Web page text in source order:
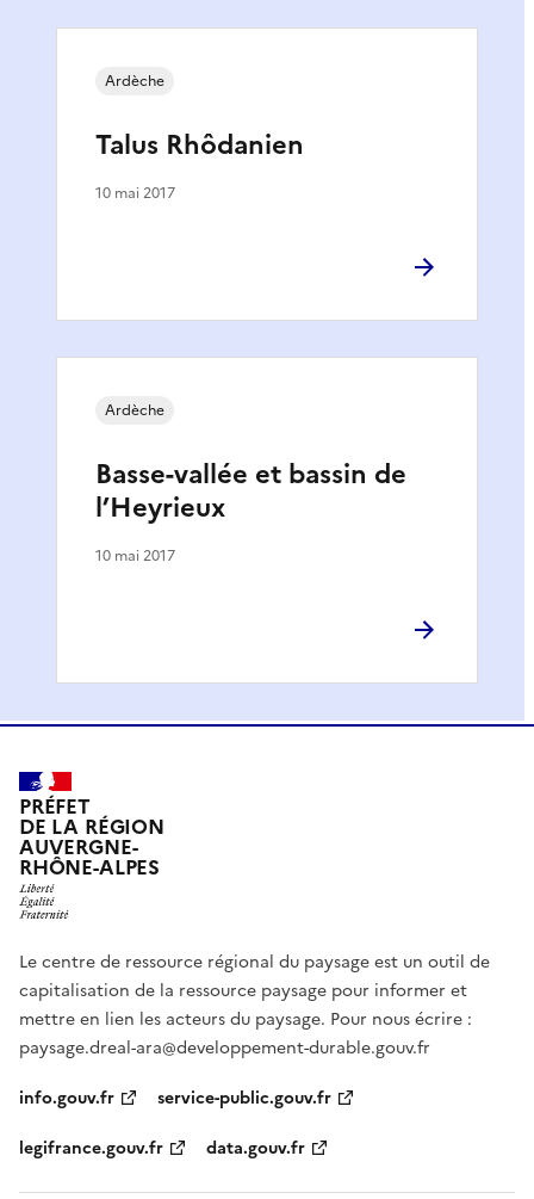
Talus Rhôdanien
Ardèche
10 mai 2017
Basse-vallée et bassin de
l’Heyrieux
Ardèche
10 mai 2017
PRÉFET
DE LA RÉGION
AUVERGNE-
RHÔNE-ALPES
Le centre de ressource régional du paysage est un outil de
capitalisation de la ressource paysage pour informer et
mettre en lien les acteurs du paysage. Pour nous écrire :
paysage.dreal-ara@developpement-durable.gouv.fr
info.gouv.fr
service-public.gouv.fr
legifrance.gouv.fr
data.gouv.fr